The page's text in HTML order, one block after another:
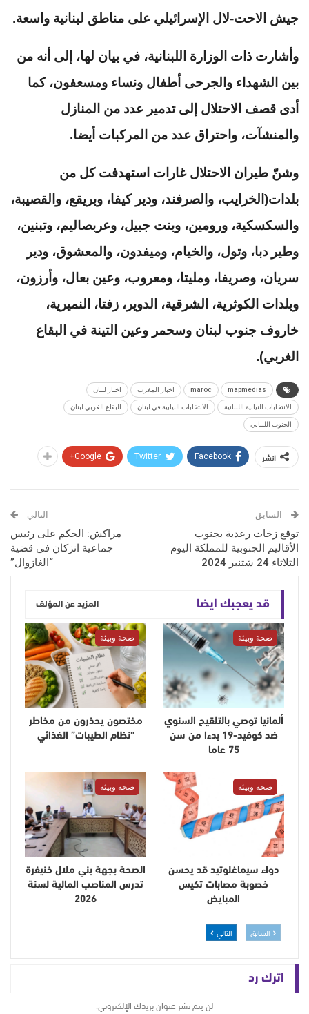
جيش الاحت-لال الإسرائيلي على مناطق لبنانية واسعة.
وأشارت ذات الوزارة اللبنانية، في بيان لها، إلى أنه من
بين الشهداء والجرحى أطفال ونساء ومسعفون، كما
أدى قصف الاحتلال إلى تدمير عدد من المنازل
والمنشآت، واحتراق عدد من المركبات أيضا.
وشنّ طيران الاحتلال غارات استهدفت كل من
بلدات(الخرايب، والصرفند، ودير كيفا، وبريقع، والقصيبة،
والسكسكية، ورومين، وبنت جبيل، وعربصاليم، وتبنين،
وطير دبا، وتول، والخيام، وميفدون، والمعشوق، ودير
سريان، وصريفا، ومليتا، ومعروب، وعين بعال، وأرزون،
وبلدات الكوثرية، الشرقية، الدوير، زفتا، النميرية،
خاروف جنوب لبنان وسحمر وعين التينة في البقاع
الغربي).
mapmedias
maroc اخبار المغرب اخبار لبنان
الانتخابات النيابية اللبنانية الانتخابات النيابية في لبنان البقاع الغربي لبنان
الجنوب اللبناني
انشر Facebook
Twitter
Google+
السابق
توقع زخات رعدية بجنوب
الأقاليم الجنوبية للمملكة اليوم
الثلاثاء 24 شتنبر 2024
التالي
مراكش: الحكم على رئيس
جماعية انزكان في قضية
“الغازوال”
قد يعجبك ايضا المزيد عن المؤلف
صحة وبيئة
ألمانيا توصي بالتلقيح السنوي
ضد كوفيد-19 بدءا من سن
75 عاما
صحة وبيئة
مختصون يحذرون من مخاطر
“نظام الطيبات” الغذائي
صحة وبيئة
دواء سيماغلوتيد قد يحسن
خصوبة مصابات تكيس
المبايض
صحة وبيئة
الصحة بجهة بني ملال خنيفرة
تدرس المناصب المالية لسنة
2026
السابق التالي
اترك رد
لن يتم نشر عنوان بريدك الإلكتروني.